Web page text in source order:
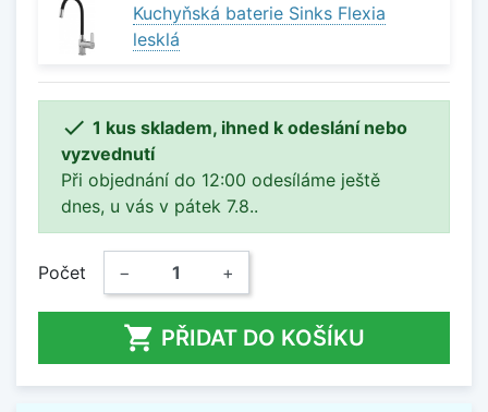
Kuchyňská baterie Sinks Flexia
lesklá
 1 kus skladem, ihned k odeslání nebo
vyzvednutí
Při objednání do 12:00 odesíláme ještě
dnes, u vás v pátek 7.8..
Počet − +
 PŘIDAT DO KOŠÍKU